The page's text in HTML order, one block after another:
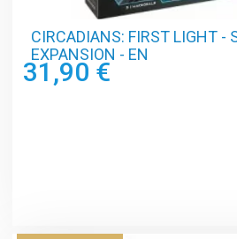
CIRCADIANS: FIRST LIGHT -
EXPANSION - EN
31,90 €